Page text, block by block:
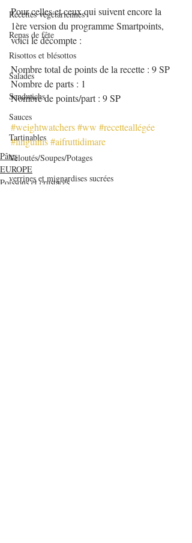
Recettes végétariennes
Repas de fête
Risottos et blésottos
Salades
Sandwichs
Sauces
Tartinables
Veloutés/Soupes/Potages
verrines et mignardises sucrées
Pour celles et ceux qui suivent encore la
1ère version du programme Smartpoints,
voici le décompte :
Nombre total de points de la recette : 9 SP
Nombre de parts : 1
Nombre de points/part : 9 SP
#weightwatchers#ww #recetteallégée
#linguinis#aifruttidimare
Pâtes
EUROPE
Poissons et crustacés